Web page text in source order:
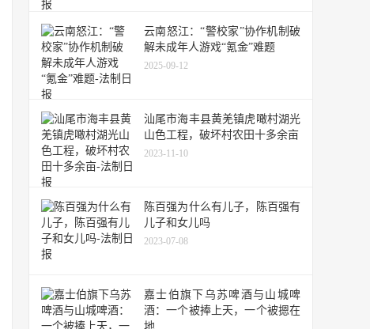
云南怒江：“警校家”协作机制破
解未成年人游戏“氪金”难题
2025-09-12
汕尾市海丰县黄羌镇虎噉村湖光
山色工程，破坏村农田十多余亩
2023-11-10
陈百强为什么有儿子，陈百强有
儿子和女儿吗
2023-07-08
嘉士伯旗下乌苏啤酒与山城啤
酒：一个被捧上天，一个被摁在
地